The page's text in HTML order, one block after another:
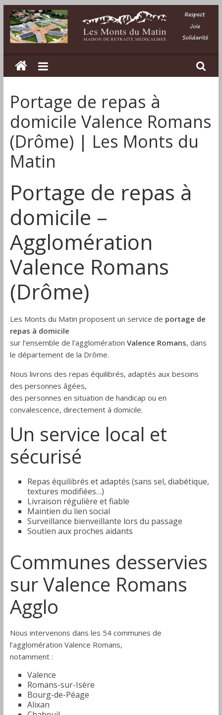
Passer
au
contenu
Les
Monts
du
Matin
Maison
de
médicalisée
la
Portage de repas à
domicile Valence Romans
(Drôme) | Les Monts du
Matin
Portage de repas à
domicile –
Agglomération
Valence Romans
(Drôme)
Les Monts du Matin proposent un service de portage de
repas à domicile
sur l’ensemble de l’agglomération Valence Romans, dans
le département de la Drôme.
Nous livrons des repas équilibrés, adaptés aux besoins
des personnes âgées,
des personnes en situation de handicap ou en
convalescence, directement à domicile.
Un service local et
sécurisé
Repas équilibrés et adaptés (sans sel, diabétique,
textures modifiées…)
Livraison régulière et fiable
Maintien du lien social
Surveillance bienveillante lors du passage
Soutien aux proches aidants
Communes desservies
sur Valence Romans
Agglo
Nous intervenons dans les 54 communes de
l’agglomération Valence Romans,
notamment :
Valence
Romans-sur-Isère
Bourg-de-Péage
Alixan